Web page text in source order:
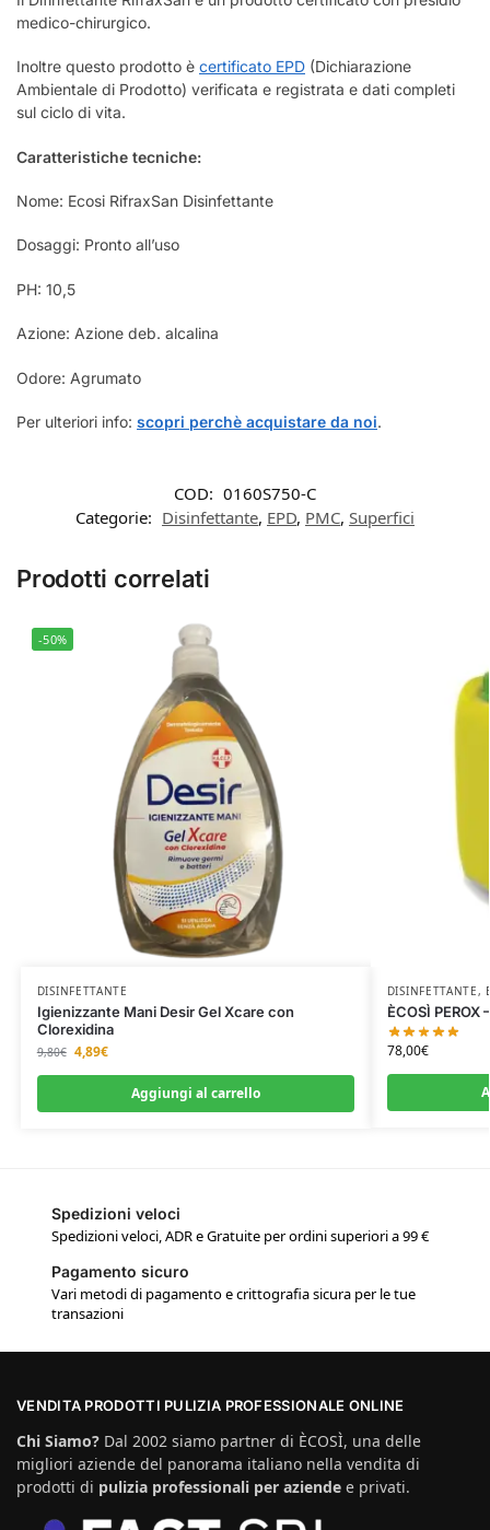
medico-chirurgico.
Inoltre questo prodotto è certificato EPD (Dichiarazione
Ambientale di Prodotto) verificata e registrata e dati completi
sul ciclo di vita.
Caratteristiche tecniche:
Nome: Ecosi RifraxSan Disinfettante
Dosaggi: Pronto all’uso
PH: 10,5
Azione: Azione deb. alcalina
Odore: Agrumato
Per ulteriori info: scopri perchè acquistare da noi.
COD: 0160S750-C
Categorie: Disinfettante, EPD, PMC, Superfici
Prodotti correlati
-50%
DISINFETTANTE
Igienizzante Mani Desir Gel Xcare con
Clorexidina
9,80€ 4,89€
Aggiungi al carrello
DISINFETTANTE,
ÈCOSÌ
78,00€
Spedizioni veloci
Spedizioni veloci, ADR e Gratuite per ordini superiori a 99 €
Pagamento sicuro
Vari metodi di pagamento e crittografia sicura per le tue
transazioni
VENDITA PRODOTTI PULIZIA PROFESSIONALE ONLINE
Chi Siamo? Dal 2002 siamo partner di ÈCOSÌ, una delle
migliori aziende del panorama italiano nella vendita di
prodotti di pulizia professionali per aziende e privati.